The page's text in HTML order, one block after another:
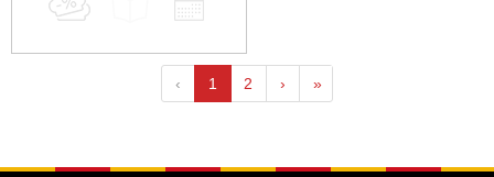
‹ 1 2 › »